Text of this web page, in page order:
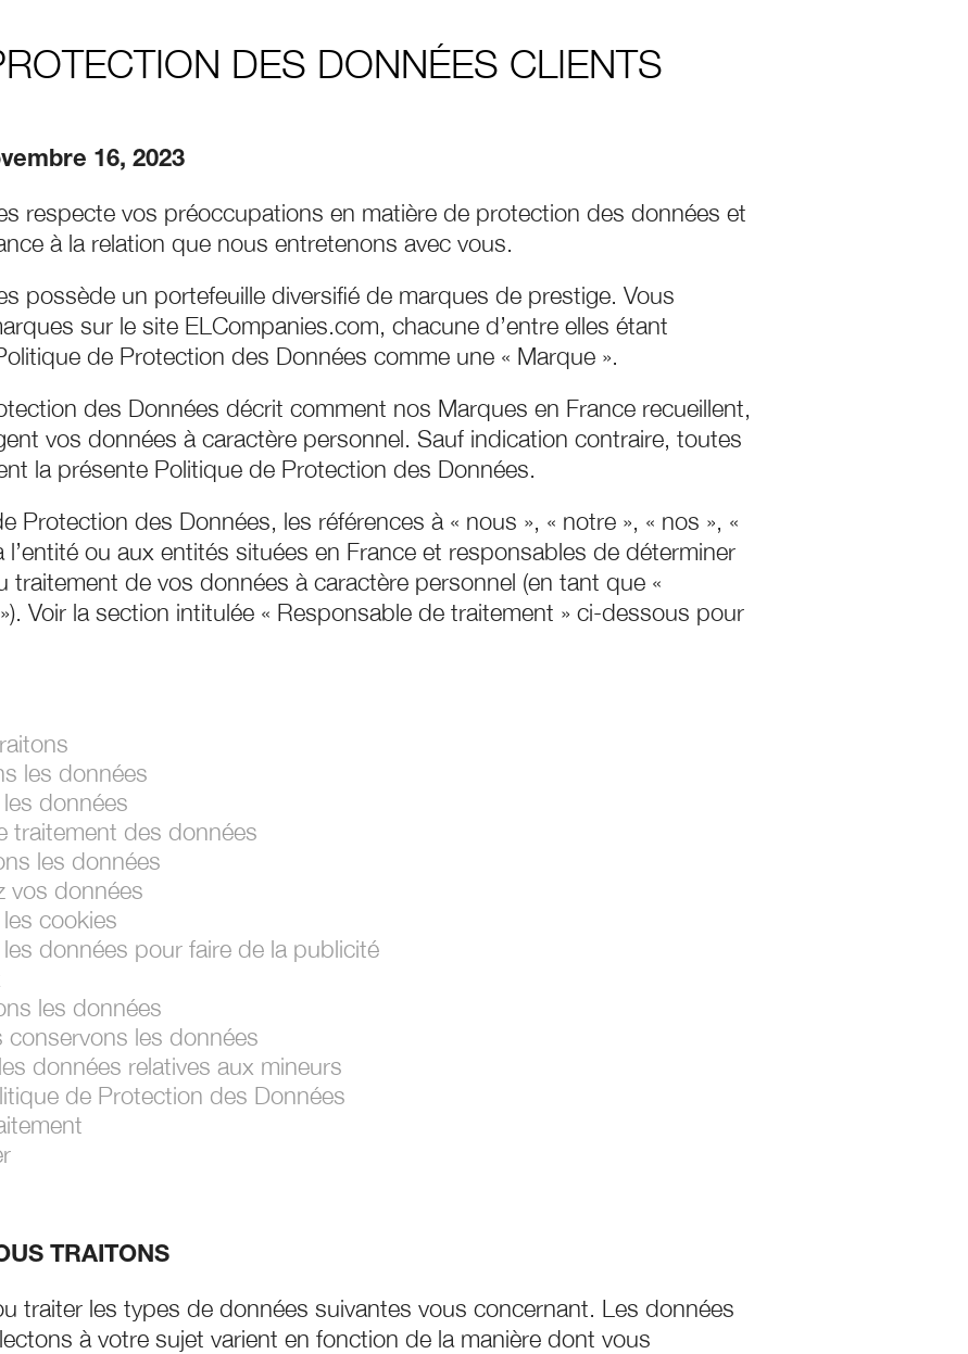
DES DONNÉES CLIENTS
16, 2023
respecte vos préoccupations en matière de protection des données et
à la relation que nous entretenons avec vous.
possède un portefeuille diversifié de marques de prestige. Vous
sur le site ELCompanies.com, chacune d’entre elles étant
de Protection des Données comme une « Marque ».
des Données décrit comment nos Marques en France recueillent,
vos données à caractère personnel. Sauf indication contraire, toutes
la présente Politique de Protection des Données.
Protection des Données, les références à « nous », « notre », « nos », «
l’entité ou aux entités situées en France et responsables de déterminer
traitement de vos données à caractère personnel (en tant que «
Voir la section intitulée « Responsable de traitement » ci-dessous pour
les données
données
traitement des données
les données
vos données
cookies
données pour faire de la publicité
les données
les données
données relatives aux mineurs
de Protection des Données
TRAITONS
traiter les types de données suivantes vous concernant. Les données
à votre sujet varient en fonction de la manière dont vous